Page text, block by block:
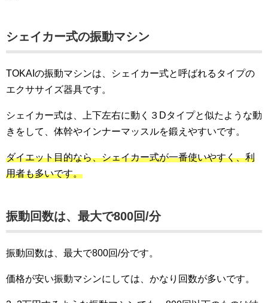
シェイカー式の振動マシン
TOKAIの振動マシンは、シェイカー式と呼ばれるタイプの
エクササイズ器具です。
シェイカー式は、上下左右に動く３Dタイプと似たような動
きをして、体幹やインナーマッスルを鍛えやすいです。
ダイエット目的なら、シェイカー式が一番使いやすく、利
用者も多いです。
振動回数は、最大で800回/分
振動回数は、最大で800回/分です。
価格が安い振動マシンにしては、かなり回数が多いです。